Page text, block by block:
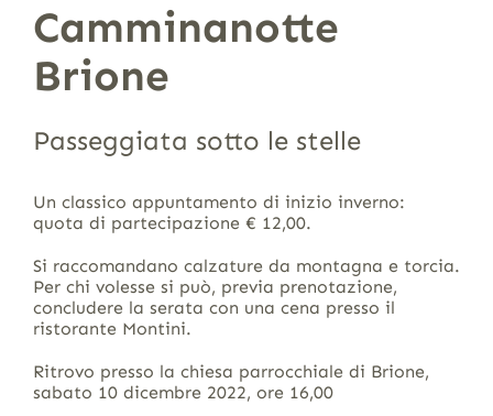
Camminanotte
Brione
Passeggiata sotto le stelle
Un classico appuntamento di inizio inverno:
quota di partecipazione € 12,00.
Si raccomandano calzature da montagna e torcia.
Per chi volesse si può, previa prenotazione,
concludere la serata con una cena presso il
ristorante Montini.
Ritrovo presso la chiesa parrocchiale di Brione,
sabato 10 dicembre 2022, ore 16,00